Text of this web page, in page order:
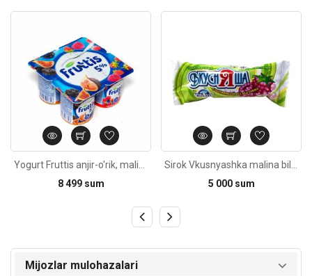
8 499 sum
5 000 sum
Mijozlar mulohazalari